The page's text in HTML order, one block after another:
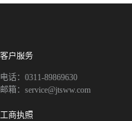
客户服务
电话：0311-89869630
邮箱：service@jtsww.com
工商执照